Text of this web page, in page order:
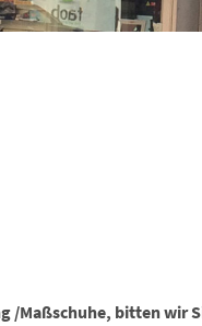
/Maßschuhe, bitten wir